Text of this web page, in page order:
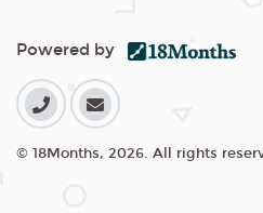
Powered by
© 18Months, 2026. All rights